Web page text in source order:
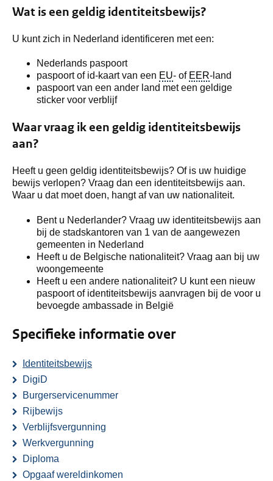
Wat is een geldig identiteitsbewijs?
U kunt zich in Nederland identificeren met een:
Nederlands paspoort
paspoort of id-kaart van een EU- of EER-land
paspoort van een ander land met een geldige
sticker voor verblijf
Waar vraag ik een geldig identiteitsbewijs
aan?
Heeft u geen geldig identiteitsbewijs? Of is uw huidige
bewijs verlopen? Vraag dan een identiteitsbewijs aan.
Waar u dat moet doen, hangt af van uw nationaliteit.
Bent u Nederlander? Vraag uw identiteitsbewijs aan
bij de stadskantoren van 1 van de aangewezen
gemeenten in Nederland
Heeft u de Belgische nationaliteit? Vraag aan bij uw
woongemeente
Heeft u een andere nationaliteit? U kunt een nieuw
paspoort of identiteitsbewijs aanvragen bij de voor u
bevoegde ambassade in België
Specifieke informatie over
Identiteitsbewijs
DigiD
Burgerservicenummer
Rijbewijs
Verblijfsvergunning
Werkvergunning
Diploma
Opgaaf wereldinkomen